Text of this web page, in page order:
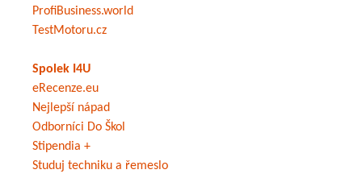
ProfiBusiness.world
TestMotoru.cz
Spolek I4U
eRecenze.eu
Nejlepší nápad
Odborníci Do Škol
Stipendia +
Studuj techniku a řemeslo